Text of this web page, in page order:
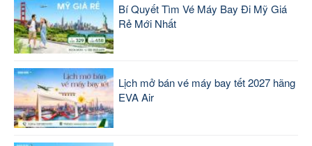
Bí Quyết Tìm Vé Máy Bay Đi Mỹ Giá
Rẻ Mới Nhất
Lịch mở bán vé máy bay tết 2027 hãng
EVA Air